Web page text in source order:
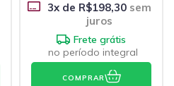
3x de R$198,30sem
juros
Frete grátis
no período integral
COMPRAR